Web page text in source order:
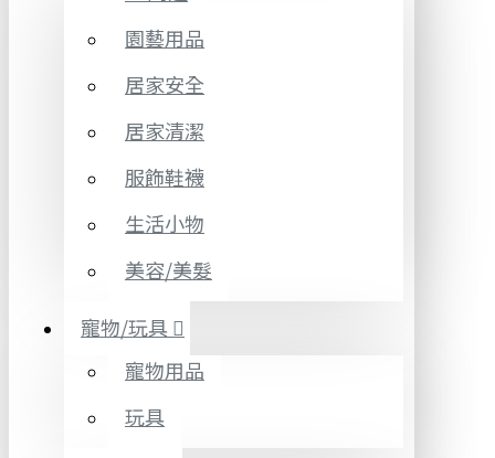
園藝用品
居家安全
居家清潔
服飾鞋襪
生活小物
美容/美髮
寵物/玩具
寵物用品
玩具